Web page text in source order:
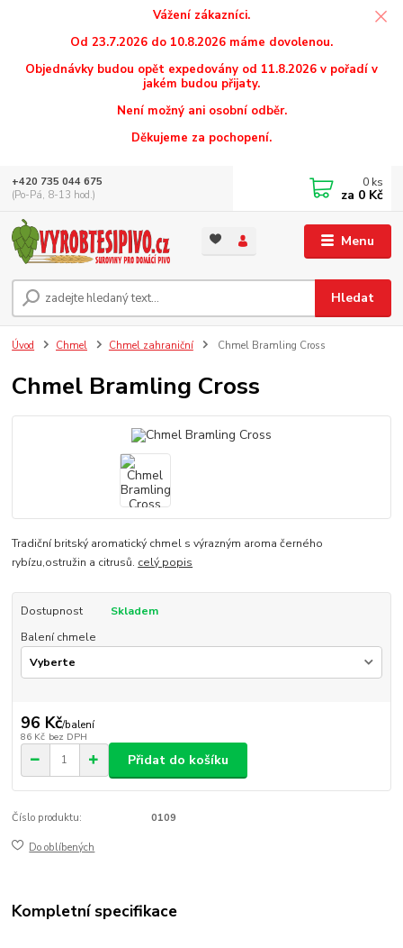
Vážení zákazníci.
Od 23.7.2026 do 10.8.2026 máme dovolenou.
Objednávky budou opět expedovány od 11.8.2026 v pořadí v
jakém budou přijaty.
Není možný ani osobní odběr.
Děkujeme za pochopení.
Menu
Hledat
+420 735 044 675
(Po-Pá, 8-13 hod.)
0 ks
za 0 Kč
Úvod Chmel Chmel zahraniční Chmel Bramling Cross
Chmel Bramling Cross
Tradiční britský aromatický chmel s výrazným aroma černého
rybízu,ostružin a citrusů. celý popis
Dostupnost
Skladem
Balení chmele
96 Kč/balení
86 Kč bez DPH
Přidat do košíku
Číslo produktu: 0109
Do oblíbených
Kompletní specifikace